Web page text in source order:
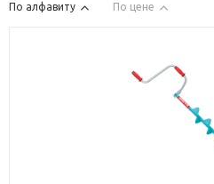
По алфавиту По цене